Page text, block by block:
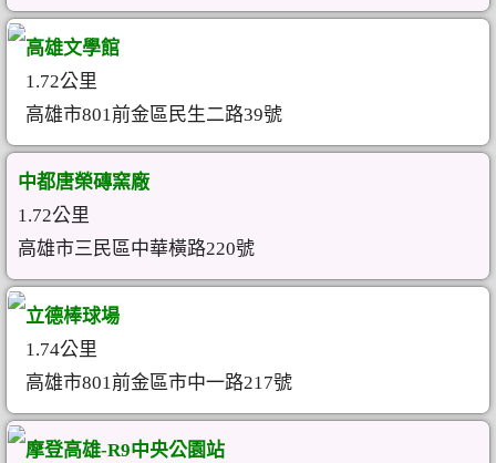
高雄文學館
1.72公里
高雄市801前金區民生二路39號
中都唐榮磚窯廠
1.72公里
高雄市三民區中華橫路220號
立德棒球場
1.74公里
高雄市801前金區市中一路217號
摩登高雄-R9中央公園站